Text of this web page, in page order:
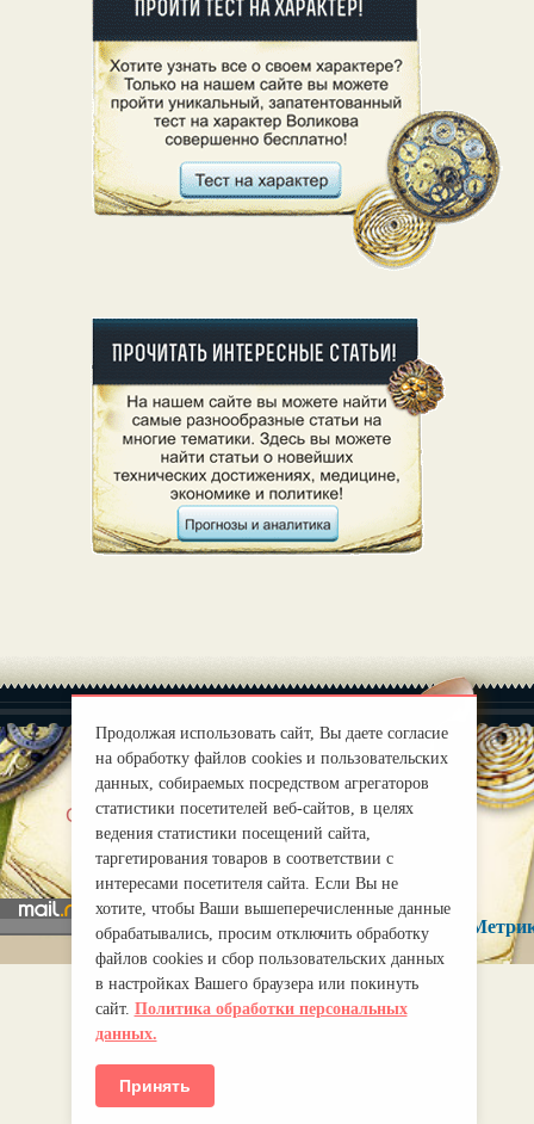
О нас |
Правила
mirprognoz@mail.ru
Продолжая использовать сайт, Вы даете согласие
на обработку файлов cookies и пользовательских
данных, собираемых посредством агрегаторов
статистики посетителей веб-сайтов, в целях
ведения статистики посещений сайта,
таргетирования товаров в соответствии с
интересами посетителя сайта. Если Вы не
хотите, чтобы Ваши вышеперечисленные данные
обрабатывались, просим отключить обработку
файлов cookies и сбор пользовательских данных
в настройках Вашего браузера или покинуть
сайт. Политика обработки персональных
данных.
Принять